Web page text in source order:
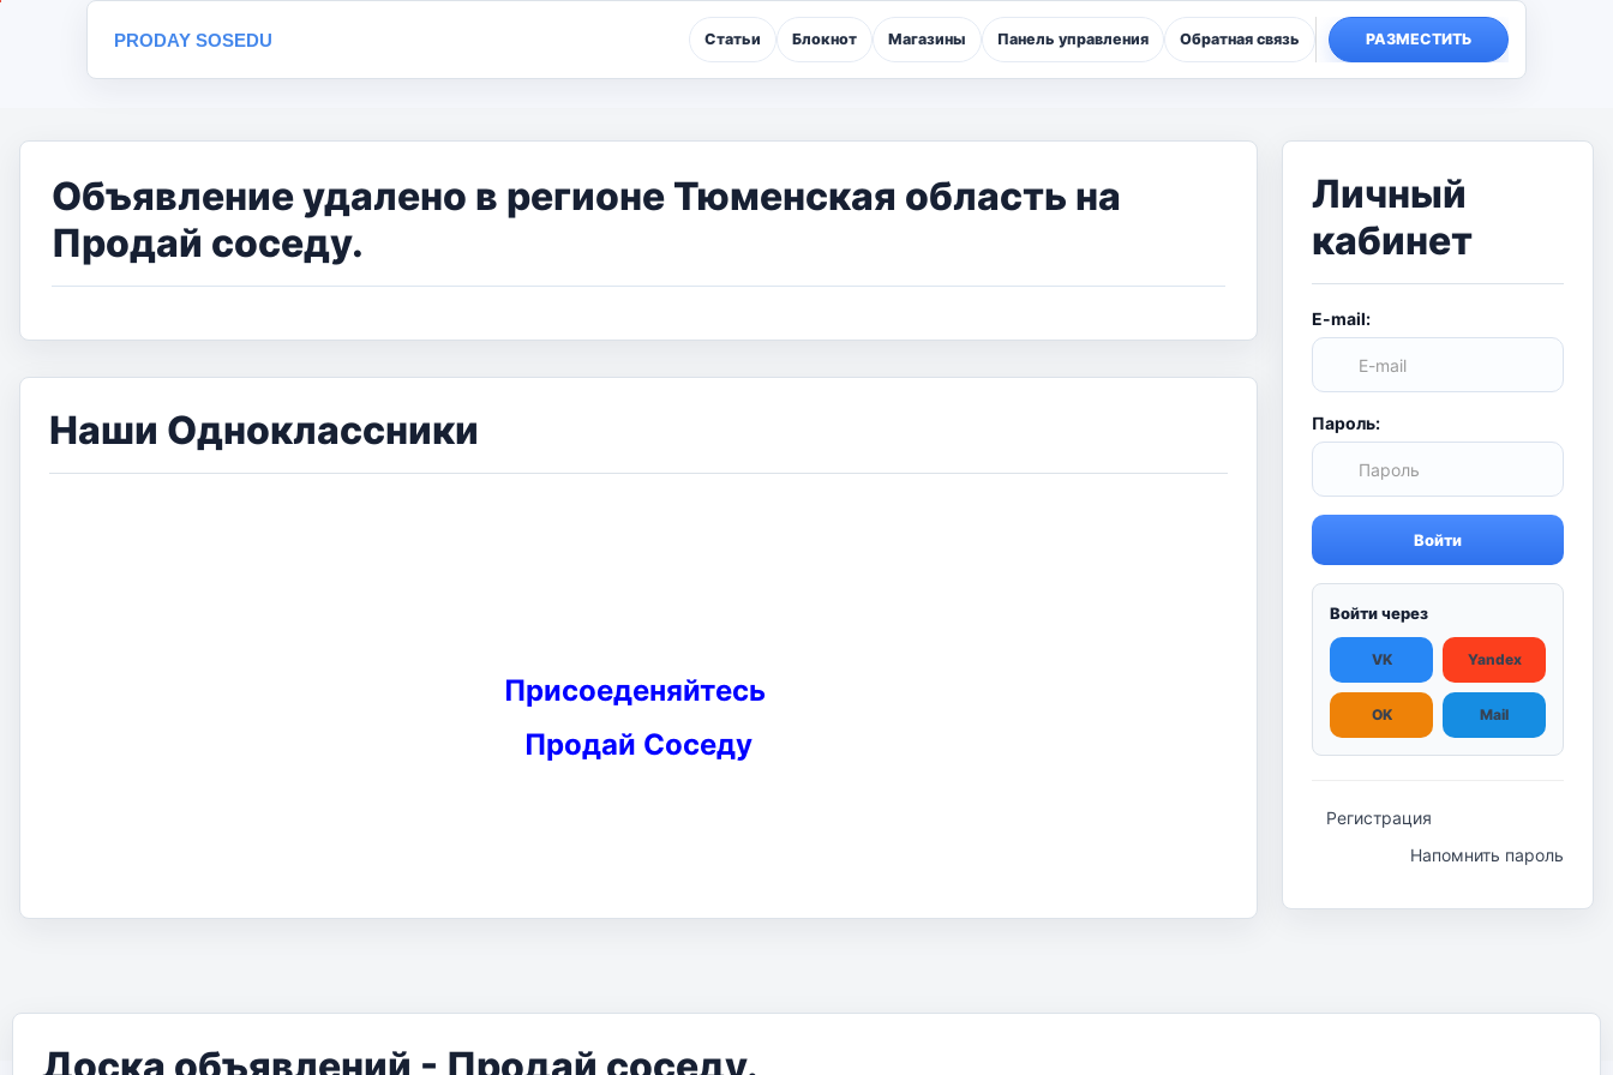
PRODAY SOSEDU Статьи Блокнот Магазины Панель управления Обратная связь РАЗМЕСТИТЬ
Объявление удалено в регионе Тюменская область на
Продай соседу.
Наши Одноклассники
Присоеденяйтесь
Продай Соседу
Личный
кабинет
E-mail:
Пароль:
Войти
Войти через
VK Yandex
OK Mail
Регистрация
Напомнить пароль